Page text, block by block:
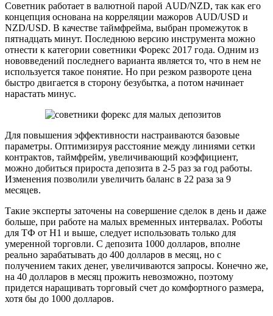
Советник работает в валютной парой AUD/NZD, так как его
концепция основана на корреляции мажоров AUD/USD и
NZD/USD. В качестве таймфрейма, выбран промежуток в
пятнадцать минут. Последнюю версию инструмента можно
отнести к категории советники Форекс 2017 года. Одним из
нововведений последнего варианта является то, что в нем не
используется такое понятие. Но при резком развороте цена
быстро двигается в сторону безубытка, а потом начинает
нарастать минус.
Для повышения эффективности настраиваются базовые
параметры. Оптимизируя расстояние между линиями сетки
контрактов, таймфрейм, увеличивающий коэффициент,
можно добиться прироста депозита в 2-5 раз за год работы.
Изменения позволили увеличить баланс в 22 раза за 9
месяцев.
Такие эксперты заточены на совершение сделок в день и даже
больше, при работе на малых временных интервалах. Роботы
для ТФ от Н1 и выше, следует использовать только для
умеренной торговли. С депозита 1000 долларов, вполне
реально зарабатывать до 400 долларов в месяц, но с
получением таких денег, увеличиваются запросы. Конечно же,
на 40 долларов в месяц прожить невозможно, поэтому
придется наращивать торговый счет до комфортного размера,
хотя бы до 1000 долларов.